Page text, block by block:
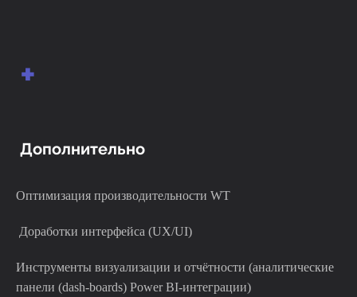
+
Дополнительно
Оптимизация производительности WT
Доработки интерфейса (UX/UI)
Инструменты визуализации и отчётности (аналитические
панели (dash-boards) Power BI-интеграции)